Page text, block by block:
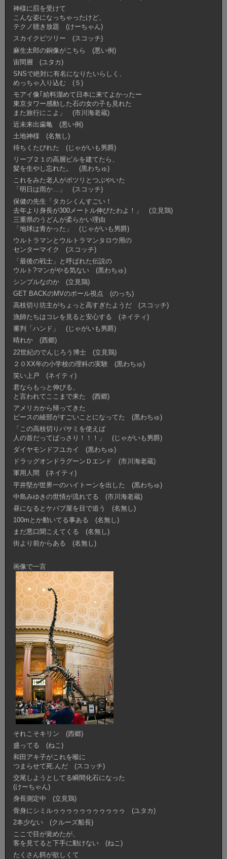
神様に罰を受けて
こんな姿になっちゃったけど、
テクノ聴き放題 (けーちゃん)
スカイクビツリー (スコッチ)
麻生太郎の銅像がこちら (悪い例)
宙間層 (ユタカ)
SNSで絶対に有名になりたいらしく、
めっちゃ入り込む (５)
モアイ像｢給料溜めて日本に来てよかったー
東京タワー感動した石の女の子も見れた
また旅行にこよ」 (市川海老蔵)
近未来出歯亀 (悪い例)
土地神様 (名無し)
待ちくたびれた (じゃがいも男爵)
リーブ２１の高層ビルを建てたら、
髪を生やし忘れた。 (黒わちゅ)
これをみた老人がポツリとつぶやいた
「明日は雨か…」 (スコッチ)
保健の先生「タカシくんすごい！
去年より身長が300メートル伸びたわよ！」 (立見鶏)
三重県のうどんが柔らかい理由
「地球は青かった」 (じゃがいも男爵)
ウルトラマンとウルトラマンタロウ用の
センターマイク (スコッチ)
「最後の戦士」と呼ばれた伝説の
ウルト?マンがやる気ない (黒わちゅ)
シンプルなのか (立見鶏)
GET BACKのMVのポール視点 (のっち)
高枝切り坊主がちょっと高すぎたようだ (スコッチ)
漁師たちはコレを見ると安心する (ネイティ)
審判「ハンド」 (じゃがいも男爵)
晴れか (西郷)
22世紀のでんじろう博士 (立見鶏)
２０XX年の小学校の理科の実験 (黒わちゅ)
笑い上戸 (ネイティ)
君ならもっと伸びる、
と言われてここまで来た (西郷)
アメリカから帰ってきた
ピースの綾部がすごいことになってた (黒わちゅ)
「この高枝切りバサミを使えば
人の首だってばっさり！！！」 (じゃがいも男爵)
ダイヤモンドフユカイ (黒わちゅ)
ドラッグオンドラグーンＤエンド (市川海老蔵)
軍用人間 (ネイティ)
平井堅が世界一のハイトーンを出した (黒わちゅ)
中島みゆきの世情が流れてる (市川海老蔵)
昼になるとケバブ屋を目で追う (名無し)
100mとか動いてる事ある (名無し)
まだ悪口聞こえてくる (名無し)
街より前からある (名無し)
画像で一言
それこそキリン (西郷)
盛ってる (ねこ)
和田アキ子がこれを喉に
つまらせて死.んだ (スコッチ)
交尾しようとしてる瞬間化石になった
(けーちゃん)
身長測定中 (立見鶏)
骨身にシミルゥゥゥゥゥゥゥゥゥゥゥ (ユタカ)
2本少ない (クルーズ船長)
ここで目が覚めたが、
客を見てると下手に動けない (ねこ)
たくさん餌が欲しくて